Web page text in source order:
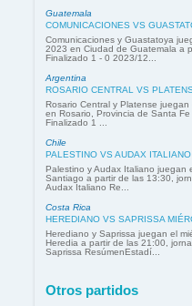
Guatemala
COMUNICACIONES VS
Comunicaciones y Guastatoya
2023 en Ciudad de Guatemala a
Finalizado 1 - 0 2023/12...
Argentina
ROSARIO CENTRAL VS
Rosario Central y Platense
en Rosario, Provincia de Santa
Finalizado 1 ...
Chile
PALESTINO VS AUDAX
Palestino y Audax Italiano juegan
Santiago a partir de las 13:30,
Audax Italiano Re...
Costa Rica
HEREDIANO VS SAPRISSA
Herediano y Saprissa juegan el
Heredia a partir de las 21:00,
Saprissa ResúmenEstadí...
Otros partidos